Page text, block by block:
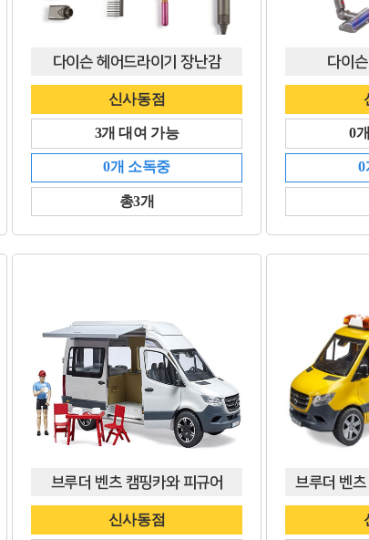
다이슨 헤어드라이기 장난감
신사동점
3개 대여 가능
0개 소독중
총3개
다이
0
0
브루더 벤츠 캠핑카와 피규어
신사동점
브루더 벤